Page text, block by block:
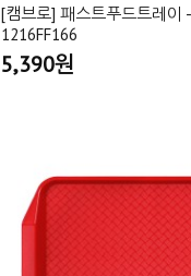
[캠브로] 패스트푸드트레이
1216FF166
5,390원